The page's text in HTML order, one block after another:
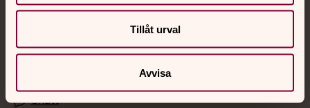
Tillåt urval
Avvisa
Jourhavande präst
Akut samtals- och krisstöd. Prata eller chatta anonymt
med en präst på kvällar och nätter.
Chatt